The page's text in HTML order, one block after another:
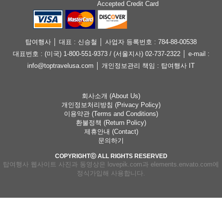
Accepted Credit Card
탑여행사 │ 대표 : 신승철 │ 사업자 등록번호 : 784-88-00538
대표번호 : (미국) 1-800-551-9373 / (서울지사) 02-737-2322 │ e-mail :
info@toptravelusa.com │ 개인정보관리 책임 : 탑여행사 IT
회사소개 (About Us)
개인정보처리방침 (Privacy Policy)
이용약관 (Terms and Conditions)
환불정책 (Return Policy)
제휴안내 (Contact)
문의하기
COPYRIGHTⓒ ALL RIGHTS RESERVED
탑여행사 웹사이트 사진과 동영상은 lovepik.com과 elements.envato.com에
정식가입해 사용합니다.